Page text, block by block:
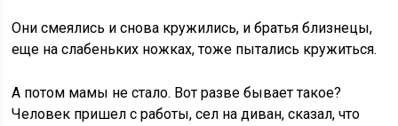
Они смеялись и снова кружились, и братья близнецы,
еще на слабеньких ножках, тоже пытались кружиться.
А потом мамы не стало. Вот разве бывает такое?
Человек пришел с работы, сел на диван, сказал, что